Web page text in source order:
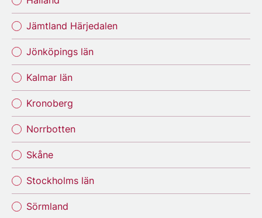
Jämtland Härjedalen
Jönköpings län
Kalmar län
Kronoberg
Norrbotten
Skåne
Stockholms län
Sörmland